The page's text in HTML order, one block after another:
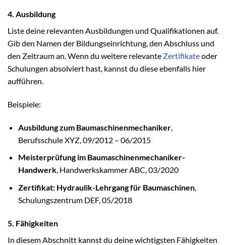
4. Ausbildung
Liste deine relevanten Ausbildungen und Qualifikationen auf.
Gib den Namen der Bildungseinrichtung, den Abschluss und
den Zeitraum an. Wenn du weitere relevante Zertifikateoder
Schulungen absolviert hast, kannst du diese ebenfalls hier
aufführen.
Beispiele:
Ausbildung zum Baumaschinenmechaniker,
Berufsschule XYZ, 09/2012 – 06/2015
Meisterprüfung im Baumaschinenmechaniker-
Handwerk, Handwerkskammer ABC, 03/2020
Zertifikat: Hydraulik-Lehrgang für Baumaschinen,
Schulungszentrum DEF, 05/2018
5. Fähigkeiten
In diesem Abschnitt kannst du deine wichtigsten Fähigkeiten